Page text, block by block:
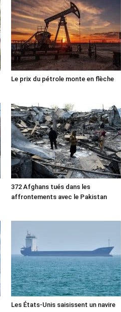
Le prix du pétrole monte en flèche
372 Afghans tués dans les
affrontements avec le Pakistan
Les États-Unis saisissent un navire